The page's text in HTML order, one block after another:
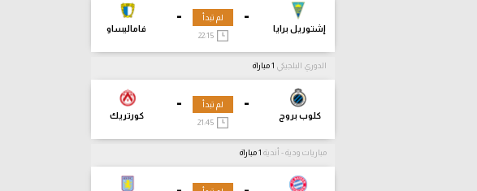
-
إشتوريل برايا
-
فاماليساو
لم تبدأ
22:15
الدوري البلجيكي
-
كلوب بروج
-
كورتريك
لم تبدأ
مباريات ودية - أندية